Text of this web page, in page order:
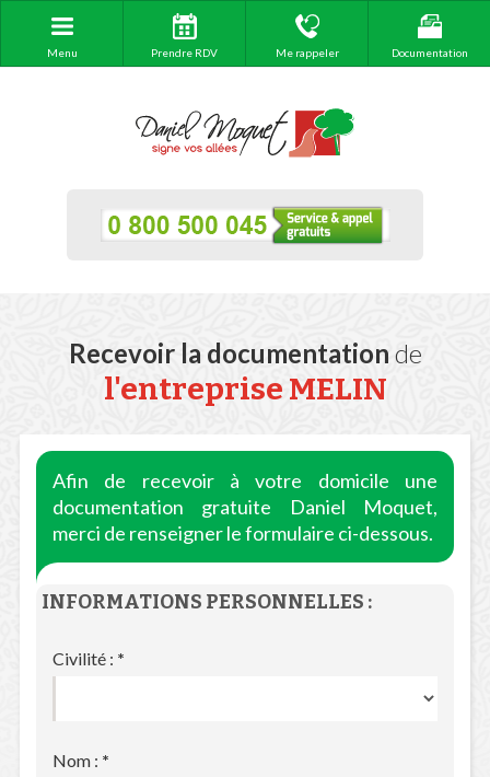
Menu Prendre RDV Me rappeler Documentation
Recevoir la documentation de
l'entreprise MELIN
Afin de recevoir à votre domicile une
documentation gratuite Daniel Moquet,
merci de renseigner le formulaire ci-dessous.
INFORMATIONS PERSONNELLES :
Civilité : *
Nom : *